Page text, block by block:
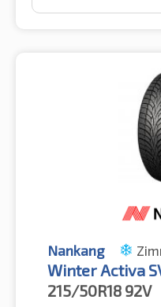
Nankang
Winter Activa
215/50R18 92V